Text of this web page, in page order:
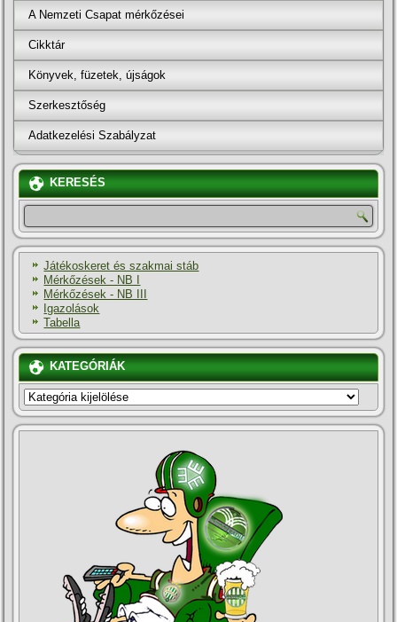
A Nemzeti Csapat mérkőzései
Cikktár
Könyvek, füzetek, újságok
Szerkesztőség
Adatkezelési Szabályzat
KERESÉS
Játékoskeret és szakmai stáb
Mérkőzések - NB I
Mérkőzések - NB III
Igazolások
Tabella
KATEGÓRIÁK
KATEGÓRIÁK